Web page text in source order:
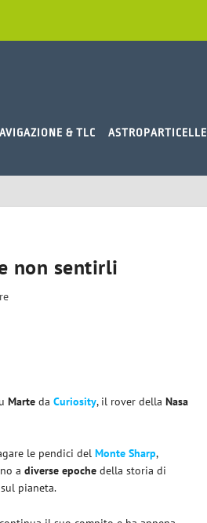
& TLC ASTROPARTICELLE
non sentirli
Marte daCuriosity, il rover dellaNasa
le pendici delMonte Sharp,
adiverse epoche della storia di
pianeta.